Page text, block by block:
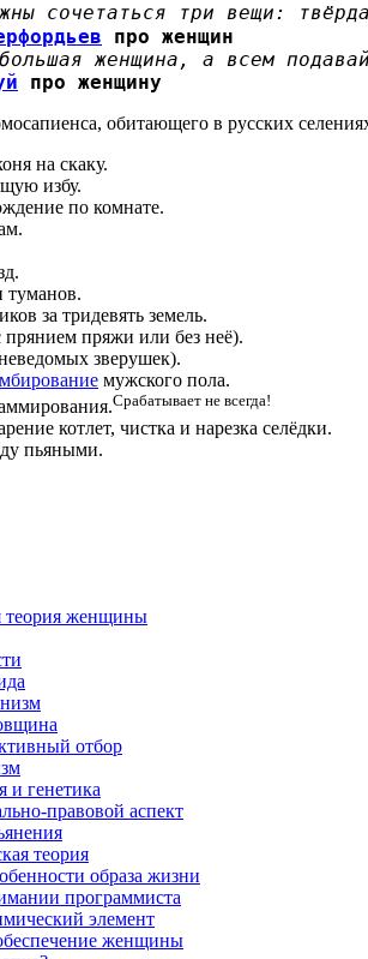
сочетаться три вещи:
про женщин
женщина, а всем
про женщину
обитающего в русских
на скаку.
избу.
по комнате.
туманов.
за тридевять земель.
пряжи или без неё).
зверушек).
мужского пола.
Срабатывает не всегда!
котлет, чистка и нарезка селёдки.
пьяными.
теория женщины
отбор
и генетика
правовой аспект
теория
образа жизни
программиста
элемент
женщины